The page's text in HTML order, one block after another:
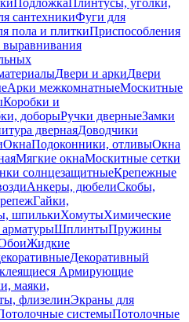
ПодложкаПлинтусы, уголки,
сантехникиФуги для
пола и плиткиПриспособления
Двери и аркиДвери
Арки межкомнатныеМоскитные
Коробки и
доборыРучки дверныеЗамки
двернаяДоводчики
ОкнаПодоконники, отливыОкна
Мягкие окнаМоскитные сетки
солнцезащитныеКрепежные
Анкеры, дюбелиСкобы,
Гайки,
шпилькиХомутыХимические
ШплинтыПружины
Жидкие
Декоративный
Армирующие
маяки,
флизелинЭкраны для
системыПотолочные